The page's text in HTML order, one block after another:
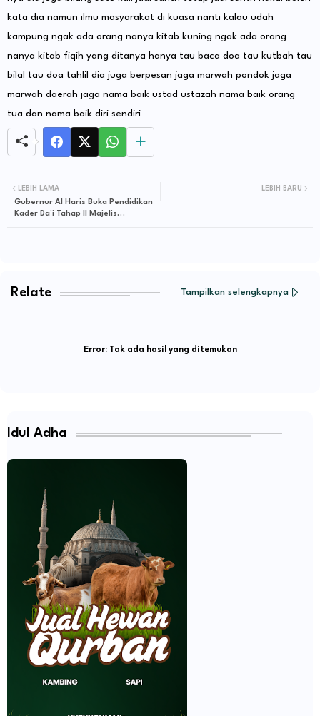
kata dia namun ilmu masyarakat di kuasa nanti kalau udah
kampung ngak ada orang nanya kitab kuning ngak ada orang
nanya kitab fiqih yang ditanya hanya tau baca doa tau kutbah tau
bilal tau doa tahlil dia juga berpesan jaga marwah pondok jaga
marwah daerah jaga nama baik ustad ustazah nama baik orang
tua dan nama baik diri sendiri
LEBIH BARU
LEBIH LAMA
Gubernur Al Haris Buka Pendidikan
Kader Da’i Tahap II Majelis
Relate Tampilkan selengkapnya
Error:Tak ada hasil yang ditemukan
Idul Adha